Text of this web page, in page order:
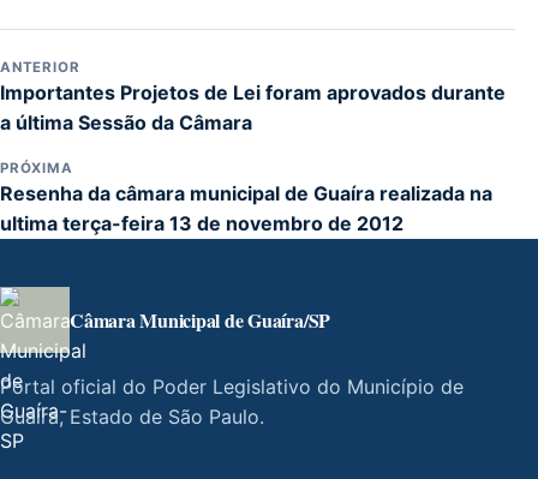
ANTERIOR
Importantes Projetos de Lei foram aprovados durante
a última Sessão da Câmara
PRÓXIMA
Resenha da câmara municipal de Guaíra realizada na
ultima terça-feira 13 de novembro de 2012
Câmara Municipal de Guaíra/SP
Portal oficial do Poder Legislativo do Município de
Guaíra, Estado de São Paulo.